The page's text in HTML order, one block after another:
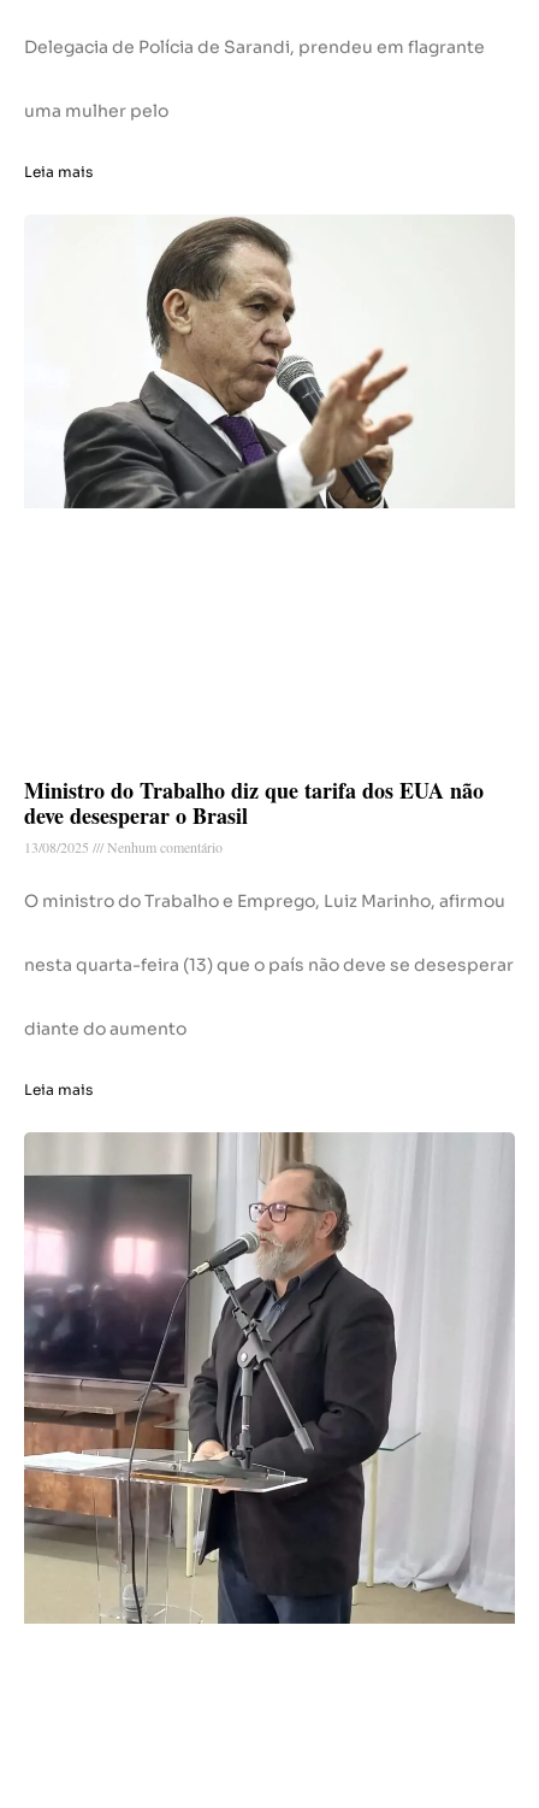
Delegacia de Polícia de Sarandi, prendeu em flagrante
uma mulher pelo
Leia mais
Ministro do Trabalho diz que tarifa dos EUA não
deve desesperar o Brasil
13/08/2025 Nenhum comentário
O ministro do Trabalho e Emprego, Luiz Marinho, afirmou
nesta quarta-feira (13) que o país não deve se desesperar
diante do aumento
Leia mais